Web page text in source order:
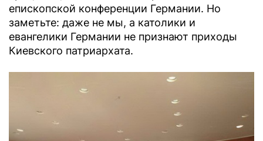
епископской конференции Германии. Но
заметьте: даже не мы, а католики и
евангелики Германии не признают приходы
Киевского патриархата.